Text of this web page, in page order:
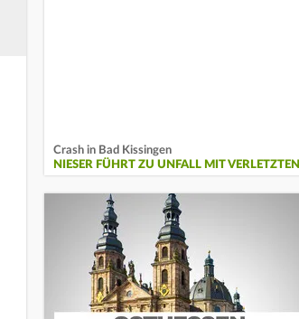
Crash in Bad Kissingen
NIESER FÜHRT ZU UNFALL MIT VERLETZTEN